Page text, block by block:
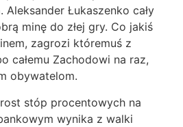
Aleksander Łukaszenko cały
minę do złej gry. Co jakiś
zagrozi któremuś z
całemu Zachodowi na raz,
obywatelom.
stóp procentowych na
wynika z walki